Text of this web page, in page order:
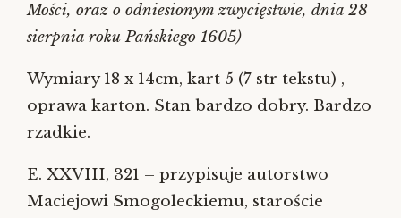
Mości, oraz o odniesionym zwycięstwie, dnia 28
sierpnia roku Pańskiego 1605)
Wymiary 18 x 14cm, kart 5 (7 str tekstu) ,
oprawa karton. Stan bardzo dobry. Bardzo
rzadkie.
E. XXVIII, 321 – przypisuje autorstwo
Maciejowi Smogoleckiemu, staroście